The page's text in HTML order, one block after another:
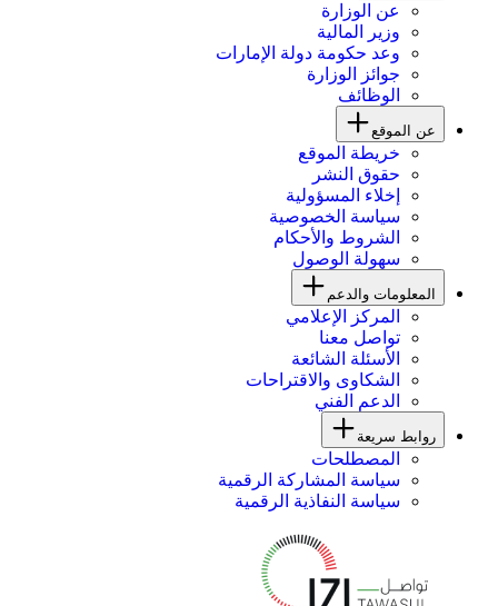
عن الوزارة
وزير المالية
وعد حكومة دولة الإمارات
جوائز الوزارة
الوظائف
عن الموقع
خريطة الموقع
حقوق النشر
إخلاء المسؤولية
سياسة الخصوصية
الشروط والأحكام
سهولة الوصول
المعلومات والدعم
المركز الإعلامي
تواصل معنا
الأسئلة الشائعة
الشكاوى والاقتراحات
الدعم الفني
روابط سريعة
المصطلحات
سياسة المشاركة الرقمية
سياسة النفاذية الرقمية